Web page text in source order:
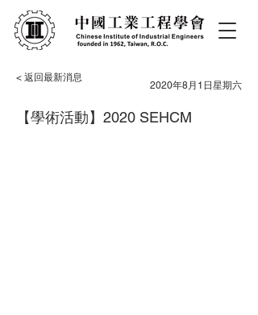
< 返回最新消息
2020年8月1日星期六
【學術活動】2020 SEHCM